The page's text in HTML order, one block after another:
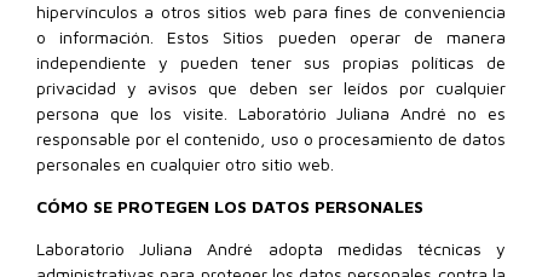
hipervínculos a otros sitios web para fines de conveniencia
o información. Estos Sitios pueden operar de manera
independiente y pueden tener sus propias políticas de
privacidad y avisos que deben ser leídos por cualquier
persona que los visite. Laboratório Juliana André no es
responsable por el contenido, uso o procesamiento de datos
personales en cualquier otro sitio web.
CÓMO SE PROTEGEN LOS DATOS PERSONALES
Laboratorio Juliana André adopta medidas técnicas y